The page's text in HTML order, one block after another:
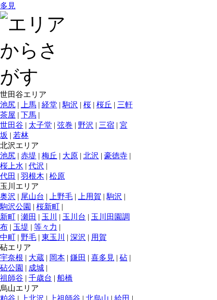
多見
世田谷エリア
池尻 | 上馬 | 経堂 | 駒沢 | 桜 | 桜丘 | 三軒
茶屋 | 下馬 |
世田谷 | 太子堂 | 弦巻 | 野沢 | 三宿 | 宮
坂 | 若林
北沢エリア
池尻 | 赤堤 | 梅丘 | 大原 | 北沢 | 豪徳寺 |
桜上水 | 代沢 |
代田 | 羽根木 | 松原
玉川エリア
奥沢 | 尾山台 | 上野毛 | 上用賀 | 駒沢 |
駒沢公園 | 桜新町 |
新町 | 瀬田 | 玉川 | 玉川台 | 玉川田園調
布 | 玉堤 | 等々力 |
中町 | 野毛 | 東玉川 | 深沢 | 用賀
砧エリア
宇奈根 | 大蔵 | 岡本 | 鎌田 | 喜多見 | 砧 |
砧公園 | 成城 |
祖師谷 | 千歳台 | 船橋
烏山エリア
粕谷 | 上北沢 | 上祖師谷 | 北烏山 | 給田 |